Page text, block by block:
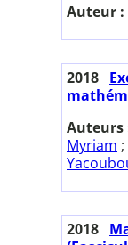
Auteur :
2018
Auteurs
Myriam ;
2018